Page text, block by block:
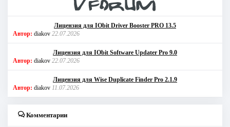
Лицензия для IObit Driver Booster PRO 13.5
Автор: diakov 22.07.2026
Лицензия для IObit Software Updater Pro 9.0
Автор: diakov 22.07.2026
Лицензия для Wise Duplicate Finder Pro 2.1.9
Автор: diakov 11.07.2026
Комментарии